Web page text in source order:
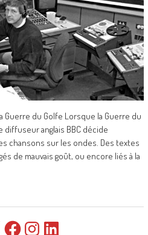
Guerre du Golfe Lorsque la Guerre du
diffuseur anglais BBC décide
chansons sur les ondes. Des textes
de mauvais goût, ou encore liés à la
FacebookInstagramLinkedIn